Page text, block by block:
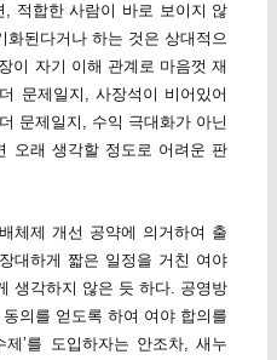
, 적합한 사람이 바로 보이지 않
화된다거나 하는 것은 상대적으
이 자기 이해 관계로 마음껏 재
문제일지, 사장석이 비어있어
문제일지, 수익 극대화가 아닌
오래 생각할 정도로 어려운 판
체제 개선 공약에 의거하여 출
대하게 짧은 일정을 거친 여야
생각하지 않은 듯 하다. 공영방
의를 얻도록 하여 여야 합의를
제’를 도입하자는 안조차, 새누